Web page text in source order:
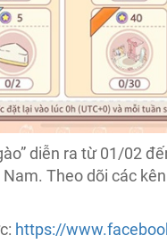
diễn ra từ 01/02
Theo dõi các
https://